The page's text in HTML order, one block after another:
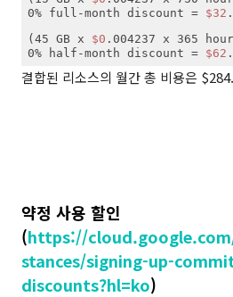
0% full-month discount = $32
(45 GB x $0 .004237 x 365
0% half-month discount = $62
결합된 리소스의 월간 총 비용은
약정 사용 할인
(https://
stances/signing-up-
discounts?hl=ko)